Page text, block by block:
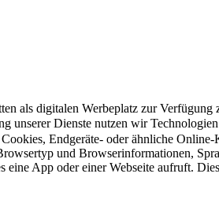
als digitalen Werbeplatz zur Verfügung
unserer Dienste nutzen wir
Endgeräte- oder ähnliche
und Browserinformationen,
App oder einer Webseite aufruft.